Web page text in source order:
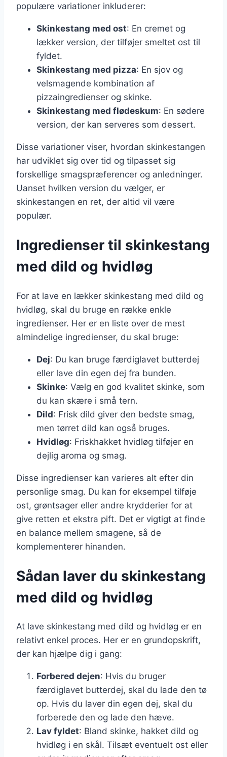
populære variationer inkluderer:
Skinkestang med ost: En cremet og
lækker version, der tilføjer smeltet ost til
fyldet.
Skinkestang med pizza: En sjov og
velsmagende kombination af
pizzaingredienser og skinke.
Skinkestang med flødeskum: En sødere
version, der kan serveres som dessert.
Disse variationer viser, hvordan skinkestangen
har udviklet sig over tid og tilpasset sig
forskellige smagspræferencer og anledninger.
Uanset hvilken version du vælger, er
skinkestangen en ret, der altid vil være
populær.
Ingredienser til skinkestang
med dild og hvidløg
For at lave en lækker skinkestang med dild og
hvidløg, skal du bruge en række enkle
ingredienser. Her er en liste over de mest
almindelige ingredienser, du skal bruge:
Dej: Du kan bruge færdiglavet butterdej
eller lave din egen dej fra bunden.
Skinke: Vælg en god kvalitet skinke, som
du kan skære i små tern.
Dild: Frisk dild giver den bedste smag,
men tørret dild kan også bruges.
Hvidløg: Friskhakket hvidløg tilføjer en
dejlig aroma og smag.
Disse ingredienser kan varieres alt efter din
personlige smag. Du kan for eksempel tilføje
ost, grøntsager eller andre krydderier for at
give retten et ekstra pift. Det er vigtigt at finde
en balance mellem smagene, så de
komplementerer hinanden.
Sådan laver du skinkestang
med dild og hvidløg
At lave skinkestang med dild og hvidløg er en
relativt enkel proces. Her er en grundopskrift,
der kan hjælpe dig i gang:
Forbered dejen: Hvis du bruger
færdiglavet butterdej, skal du lade den tø
op. Hvis du laver din egen dej, skal du
forberede den og lade den hæve.
Lav fyldet: Bland skinke, hakket dild og
hvidløg i en skål. Tilsæt eventuelt ost eller